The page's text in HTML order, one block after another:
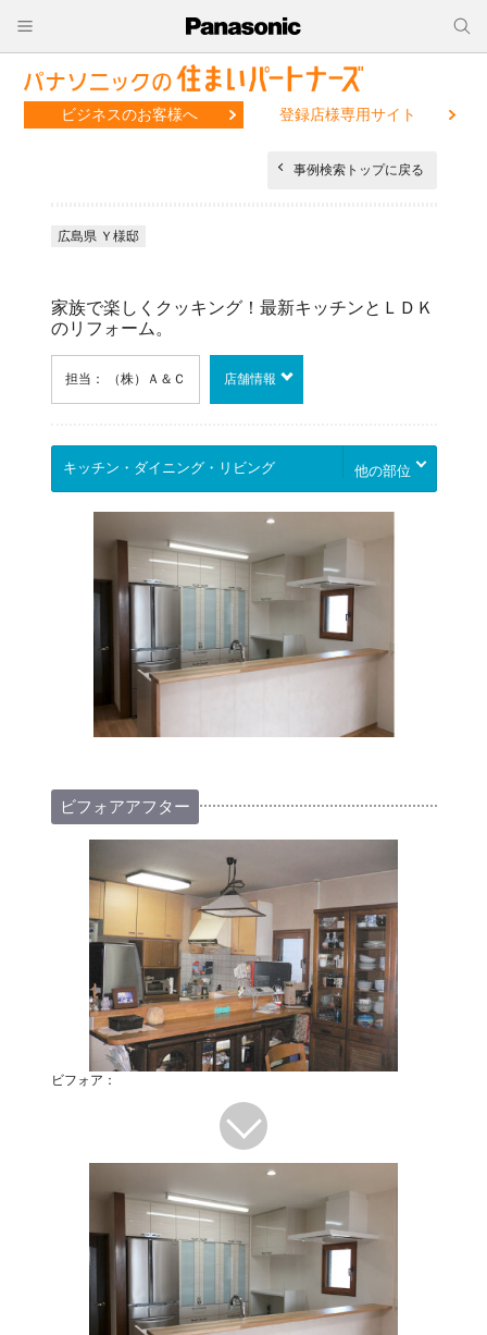
ビジネスのお客様へ 登録店様専用サイト
事例検索トップに戻る
広島県 Ｙ様邸
家族で楽しくクッキング！最新キッチンとＬＤＫ
のリフォーム。
担当： （株）Ａ＆Ｃ 店舗情報
他の部位
ビフォアアフター
ビフォア：